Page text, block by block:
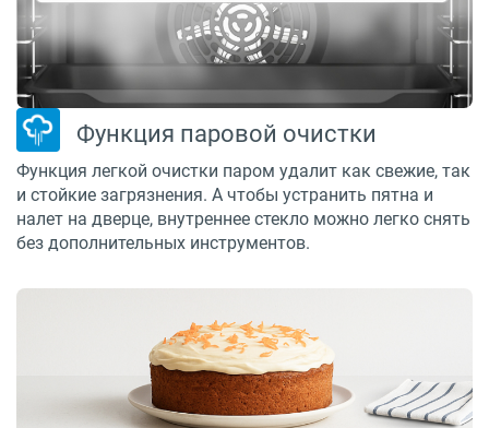
Функция паровой очистки
Функция легкой очистки паром удалит как свежие, так
и стойкие загрязнения. А чтобы устранить пятна и
налет на дверце, внутреннее стекло можно легко снять
без дополнительных инструментов.